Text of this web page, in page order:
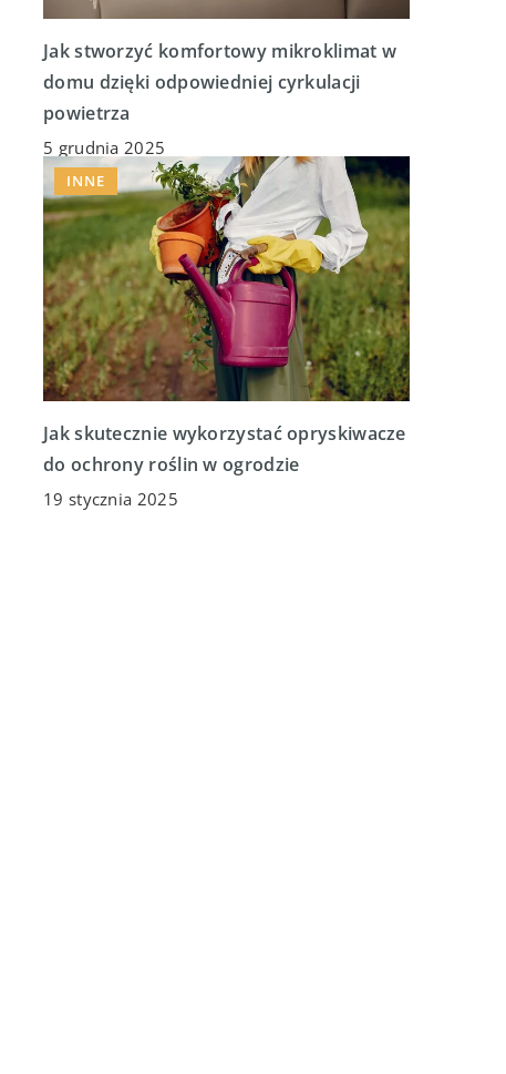
Jak stworzyć komfortowy mikroklimat w
domu dzięki odpowiedniej cyrkulacji
powietrza
5 grudnia 2025
INNE
Jak skutecznie wykorzystać opryskiwacze
do ochrony roślin w ogrodzie
19 stycznia 2025